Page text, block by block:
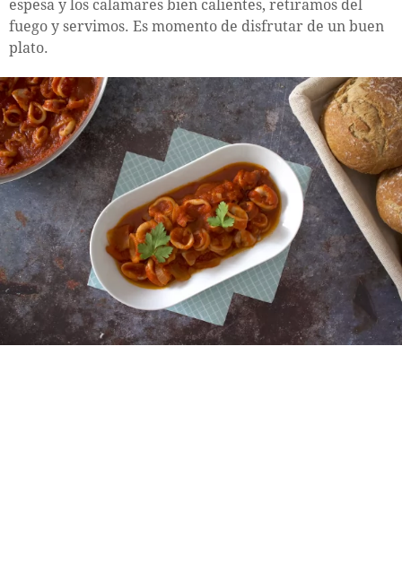
espesa y los calamares bien calientes, retiramos del
fuego y servimos. Es momento de disfrutar de un buen
plato.